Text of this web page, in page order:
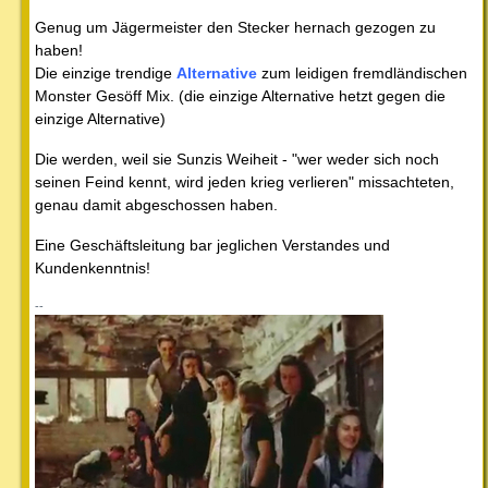
Genug um Jägermeister den Stecker hernach gezogen zu
haben!
Die einzige trendige Alternative zum leidigen fremdländischen
Monster Gesöff Mix. (die einzige Alternative hetzt gegen die
einzige Alternative)
Die werden, weil sie Sunzis Weiheit - "wer weder sich noch
seinen Feind kennt, wird jeden krieg verlieren" missachteten,
genau damit abgeschossen haben.
Eine Geschäftsleitung bar jeglichen Verstandes und
Kundenkenntnis!
--